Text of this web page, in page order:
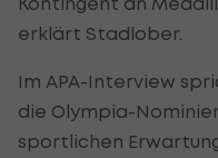
erklärt Stadlober.
Im APA-Interview
die Olympia-
sportlichen